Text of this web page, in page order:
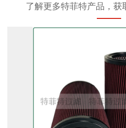
了解更多特菲特产品，获